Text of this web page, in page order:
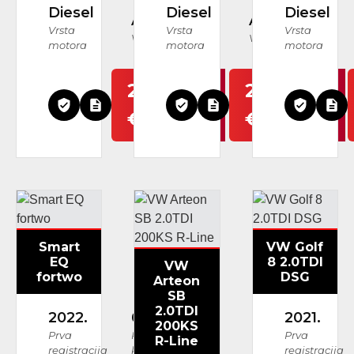
Diesel
Vrsta
motora
Automatski
Vrsta mjenjača
27.999
€
Diesel
Vrsta
motora
Automatski
Vrsta mjenjača
28.999
€
Diesel
Vrsta
motora
Smart
EQ
fortwo
2022.
Prva
registracija
63.212 km
Prijeđeni
kilometri
VW
Arteon
SB
2.0TDI
200KS
R-Line
VW Golf
8 2.0TDI
DSG
2021.
Prva
registracija